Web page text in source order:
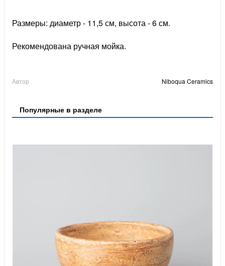
Размеры: диаметр - 11,5 см, высота - 6 см.
Рекомендована ручная мойка.
Автор Niboqua Ceramics
Популярные в разделе